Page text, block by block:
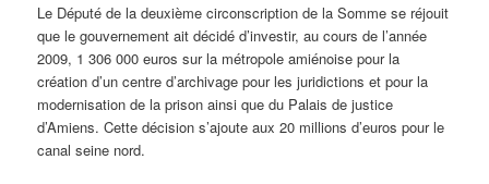
Le Député de la deuxième circonscription de la Somme se réjouit
que le gouvernement ait décidé d’investir, au cours de l’année
2009, 1 306 000 euros sur la métropole amiénoise pour la
création d’un centre d’archivage pour les juridictions et pour la
modernisation de la prison ainsi que du Palais de justice
d’Amiens. Cette décision s’ajoute aux 20 millions d’euros pour le
canal seine nord.